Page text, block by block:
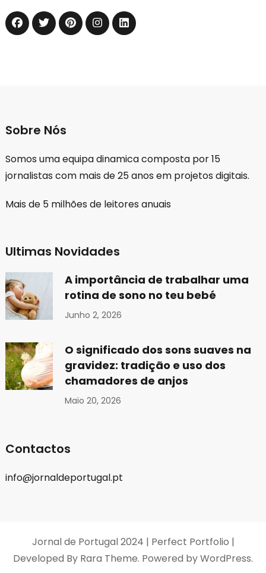
Sobre Nós
Somos uma equipa dinamica composta por 15
jornalistas com mais de 25 anos em projetos digitais.
Mais de 5 milhões de leitores anuais
Ultimas Novidades
A importância de trabalhar uma
rotina de sono no teu bebé
Junho 2, 2026
O significado dos sons suaves na
gravidez: tradição e uso dos
chamadores de anjos
Maio 20, 2026
Contactos
info@jornaldeportugal.pt
Jornal de Portugal 2024 | Perfect Portfolio |
Developed By Rara Theme. Powered byWordPress.